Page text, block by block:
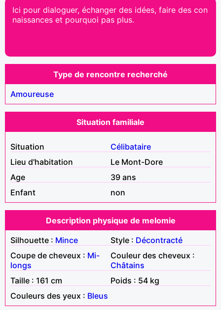
Ici pour dialoguer, échanger des idées, faire des con
naissances et pourquoi pas plus.
Type de rencontre recherché
Amoureuse
Situation familiale
Situation
Célibataire
Lieu d'habitation
Le Mont-Dore
Age
39 ans
Enfant
non
Description physique de melomie
Silhouette : Mince Style : Décontracté
Coupe de cheveux : Mi-
longs
Couleur des cheveux :
Châtains
Taille : 161 cm
Poids : 54 kg
Couleurs des yeux : Bleus